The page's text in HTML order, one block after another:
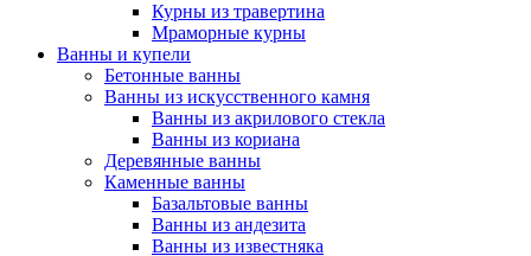
Курны из травертина
Мраморные курны
Ванны и купели
Бетонные ванны
Ванны из искусственного камня
Ванны из акрилового стекла
Ванны из кориана
Деревянные ванны
Каменные ванны
Базальтовые ванны
Ванны из андезита
Ванны из известняка